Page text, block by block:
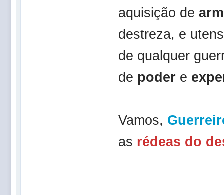
aquisição de
destreza, e
de qualquer
de poder e
Vamos,
as rédeas do